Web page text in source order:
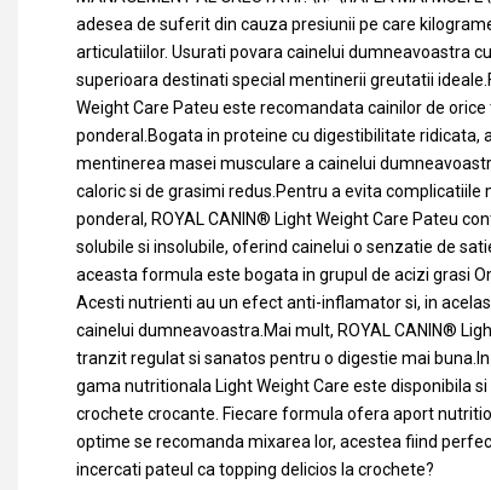
adesea de suferit din cauza presiunii pe care
articulatiilor. Usurati povara cainelui dumneavoastra
superioara destinati special mentinerii greutatii
Weight Care Pateu este recomandata cainilor de
ponderal.Bogata in proteine cu digestibilitate ridicata,
mentinerea masei musculare a cainelui
caloric si de grasimi redus.Pentru a evita complicatiile
ponderal, ROYAL CANIN® Light Weight Care Pateu
solubile si insolubile, oferind cainelui o senzatie de
aceasta formula este bogata in grupul de acizi grasi
Acesti nutrienti au un efect anti-inflamator si, in
cainelui dumneavoastra.Mai mult, ROYAL CANIN®
tranzit regulat si sanatos pentru o digestie mai
gama nutritionala Light Weight Care este disponibila
crochete crocante. Fiecare formula ofera aport
optime se recomanda mixarea lor, acestea fiind
incercati pateul ca topping delicios la crochete?